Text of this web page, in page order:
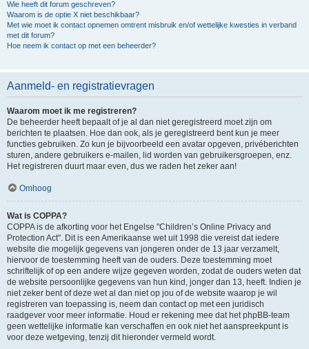
Wie heeft dit forum geschreven?
Waarom is de optie X niet beschikbaar?
Met wie moet ik contact opnemen omtrent misbruik en/of wettelijke kwesties in verband
met dit forum?
Hoe neem ik contact op met een beheerder?
Aanmeld- en registratievragen
Waarom moet ik me registreren?
De beheerder heeft bepaalt of je al dan niet geregistreerd moet zijn om
berichten te plaatsen. Hoe dan ook, als je geregistreerd bent kun je meer
functies gebruiken. Zo kun je bijvoorbeeld een avatar opgeven, privéberichten
sturen, andere gebruikers e-mailen, lid worden van gebruikersgroepen, enz.
Het registreren duurt maar even, dus we raden het zeker aan!
Omhoog
Wat is COPPA?
COPPA is de afkorting voor het Engelse "Children’s Online Privacy and
Protection Act". Dit is een Amerikaanse wet uit 1998 die vereist dat iedere
website die mogelijk gegevens van jongeren onder de 13 jaar verzamelt,
hiervoor de toestemming heeft van de ouders. Deze toestemming moet
schriftelijk of op een andere wijze gegeven worden, zodat de ouders weten dat
de website persoonlijke gegevens van hun kind, jonger dan 13, heeft. Indien je
niet zeker bent of deze wet al dan niet op jou of de website waarop je wil
registreren van toepassing is, neem dan contact op met een juridisch
raadgever voor meer informatie. Houd er rekening mee dat het phpBB-team
geen wettelijke informatie kan verschaffen en ook niet het aanspreekpunt is
voor deze wetgeving, tenzij dit hieronder vermeld wordt.